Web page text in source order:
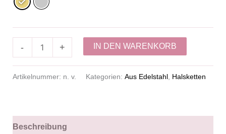
- + IN DEN WARENKORB
Artikelnummer: n. v. Kategorien: Aus Edelstahl, Halsketten
Beschreibung